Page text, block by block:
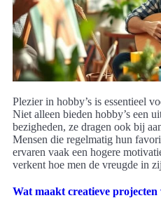
Plezier in hobby’s is essentieel
Niet alleen bieden hobby’s een
bezigheden, ze dragen ook bij
Mensen die regelmatig hun
ervaren vaak een hogere
verkent hoe men de vreugde in
Wat maakt creatieve projecten